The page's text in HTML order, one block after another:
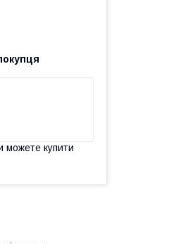
можете купити